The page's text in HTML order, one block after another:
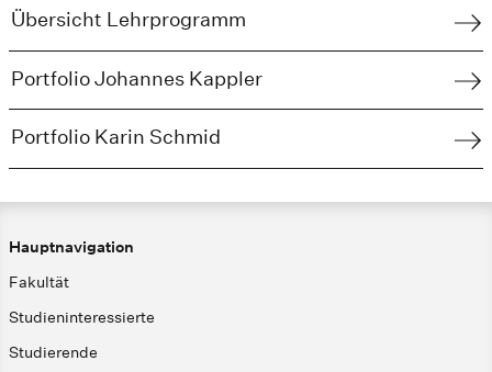
Übersicht Lehrprogramm
Portfolio Johannes Kappler
Portfolio Karin Schmid
Hauptnavigation
Fakultät
Studieninteressierte
Studierende